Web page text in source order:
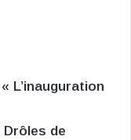
« L’inauguration
Drôles de